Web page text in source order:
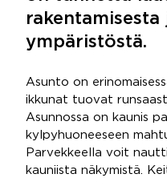
ympäristöstä.
Asunto on
ikkunat tuovat
Asunnossa on kaunis
kylpyhuoneeseen
Parvekkeella voit
kauniista näkymistä.